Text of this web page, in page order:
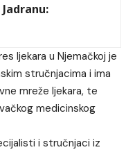
ljekara u Njemačkoj je
stručnjacima i ima
mreže ljekara, te
medicinskog
i stručnjaci iz